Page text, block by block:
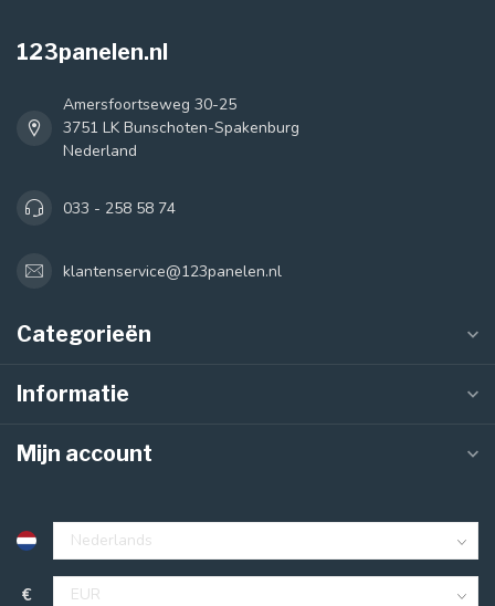
123panelen.nl
Amersfoortseweg 30-25
3751 LK Bunschoten-Spakenburg
Nederland
033 - 258 58 74
klantenservice@123panelen.nl
Categorieën
Informatie
Mijn account
€